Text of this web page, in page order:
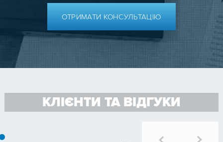
ОТРИМАТИ КОНСУЛЬТАЦІЮ
КЛІЄНТИ ТА ВІДГУКИ